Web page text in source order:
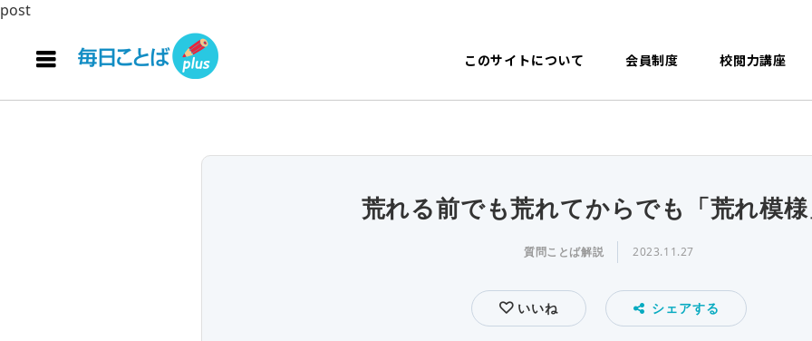
post
このサイトについて 会員制度 校閲力講座
荒れる前でも荒れてからでも「荒れ模
質問ことば解説 2023.11.27
いいね シェアする